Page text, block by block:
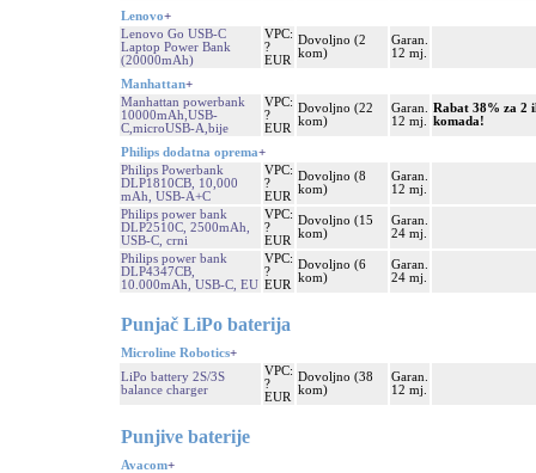
Lenovo+
Lenovo Go USB-C
Laptop Power Bank
(20000mAh)
VPC:
?
EUR
Dovoljno (2
kom)
Garan.
12 mj.
Manhattan+
Manhattan powerbank
10000mAh,USB-
C,microUSB-A,bije
VPC:
?
EUR
Dovoljno (22
kom)
Garan.
12 mj.
Rabat 38% za 2
komada!
Philips dodatna oprema+
Philips Powerbank
DLP1810CB, 10,000
mAh, USB-A+C
VPC:
?
EUR
Dovoljno (8
kom)
Garan.
12 mj.
Philips power bank
DLP2510C, 2500mAh,
USB-C, crni
VPC:
?
EUR
Dovoljno (15
kom)
Garan.
24 mj.
Philips power bank
DLP4347CB,
10.000mAh, USB-C, EU
VPC:
?
EUR
Dovoljno (6
kom)
Garan.
24 mj.
Punjač LiPo baterija
Microline Robotics+
LiPo battery 2S/3S
balance charger
VPC:
?
EUR
Dovoljno (38
kom)
Garan.
12 mj.
Punjive baterije
Avacom+